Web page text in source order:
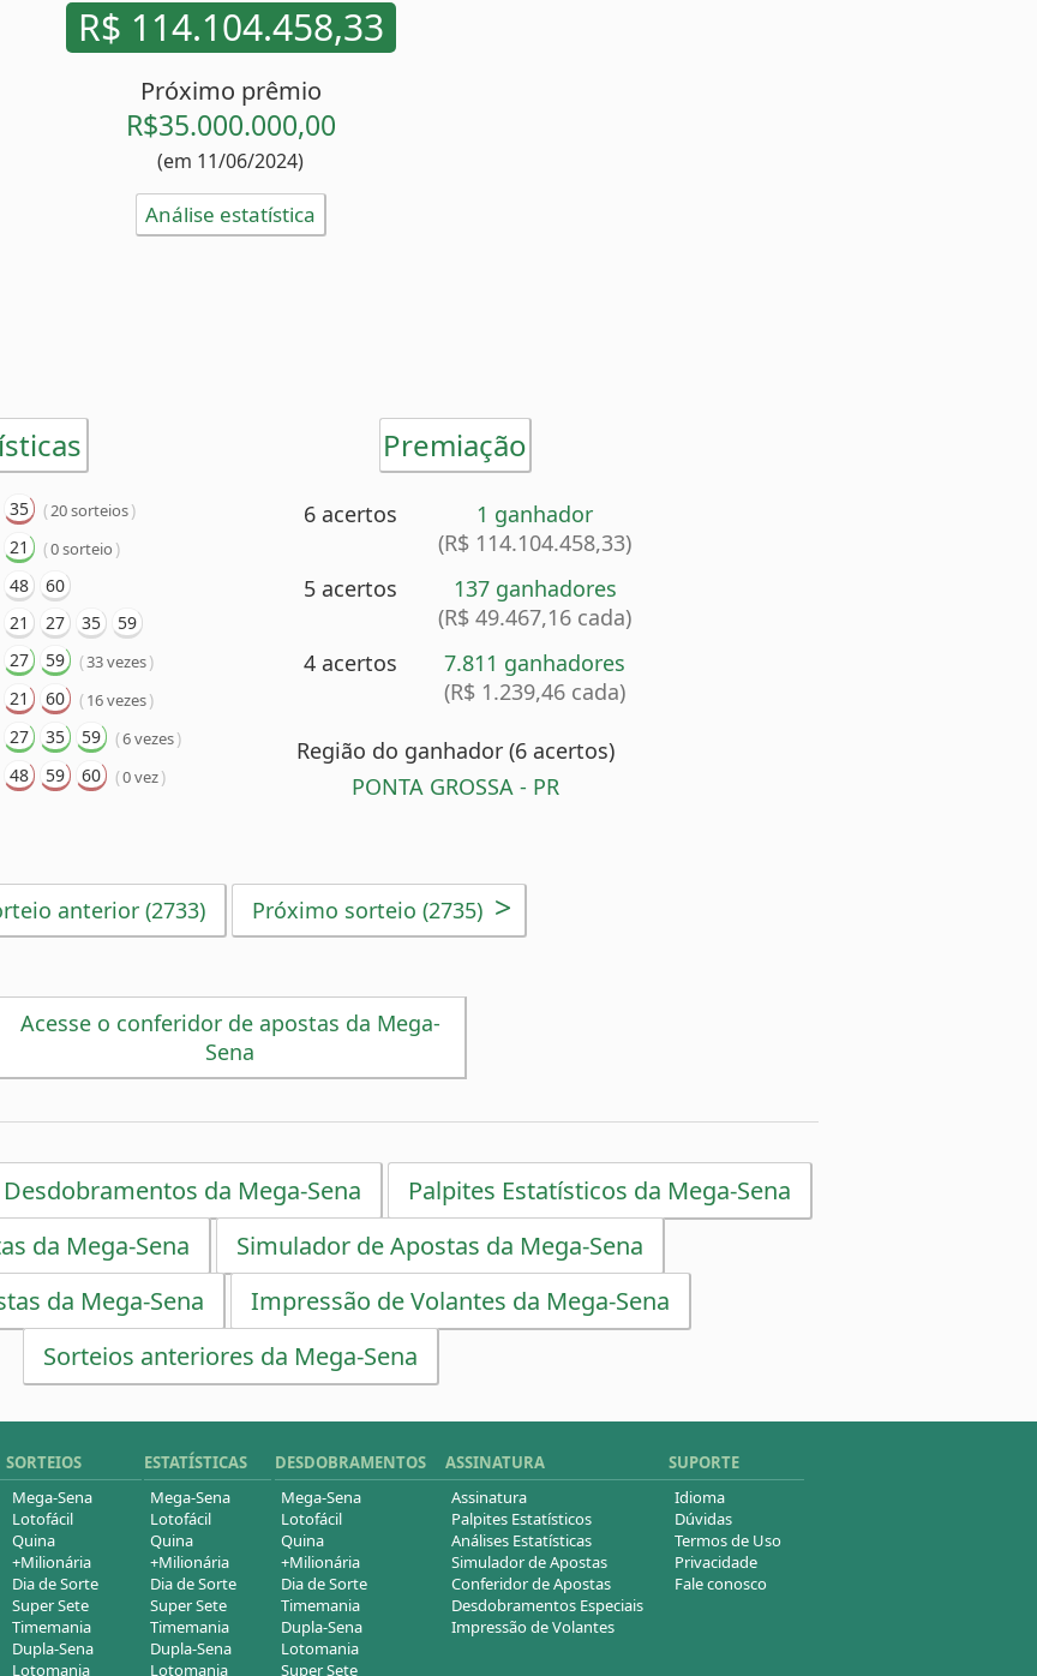
R$ 114.104.458,33
Próximo prêmio
R$35.000.000,00
(em 11/06/2024)
Análise estatística
35 (20 sorteios)
21 (0 sorteio )
48 60
21 27 35 59
27 59 (33 vezes)
21 60 (16 vezes)
27 35 59 (6 vezes)
48 59 60 (0 vez)
Premiação
6 acertos
1 ganhador
(R$ 114.104.458,33)
5 acertos
137 ganhadores
(R$ 49.467,16 cada)
4 acertos
7.811 ganhadores
(R$ 1.239,46 cada)
Região do ganhador (6 acertos)
PONTA GROSSA - PR
anterior (2733) Próximo sorteio (2735) >
Acesse o conferidor de apostas da Mega-
Sena
Desdobramentos da Mega-Sena
Palpites Estatísticos da Mega-Sena
da Mega-Sena
Simulador de Apostas da Mega-Sena
da Mega-Sena
Impressão de Volantes da Mega-Sena
Sorteios anteriores da Mega-Sena
SORTEIOS
Mega-Sena
Lotofácil
Quina
+Milionária
Dia de Sorte
Super Sete
Timemania
Dupla-Sena
Lotomania
ESTATÍSTICAS
Mega-Sena
Lotofácil
Quina
+Milionária
Dia de Sorte
Super Sete
Timemania
Dupla-Sena
Lotomania
DESDOBRAMENTOS
Mega-Sena
Lotofácil
Quina
+Milionária
Dia de Sorte
Timemania
Dupla-Sena
Lotomania
Super Sete
ASSINATURA
Assinatura
Palpites Estatísticos
Análises Estatísticas
Simulador de Apostas
Conferidor de Apostas
Desdobramentos Especiais
Impressão de Volantes
SUPORTE
Idioma
Dúvidas
Termos de Uso
Privacidade
Fale conosco